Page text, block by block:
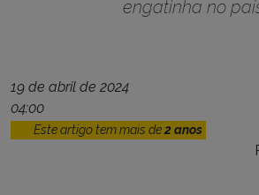
engatinha no
19 de abril de 2024
04:00
Este artigo tem mais de2 anos